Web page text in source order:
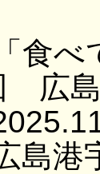
食べ
広
島